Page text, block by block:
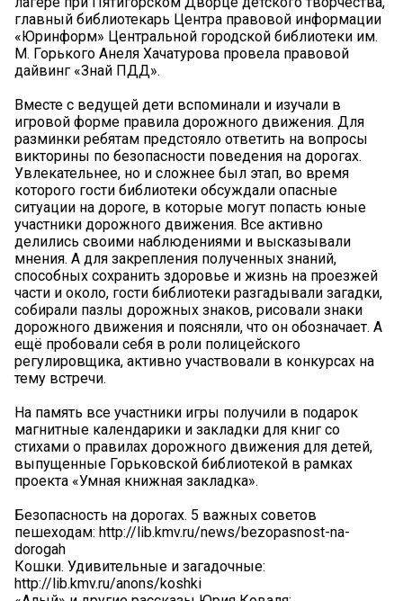
главный библиотекарь Центра правовой информации
«Юринформ» Центральной городской библиотеки им.
М. Горького Анеля Хачатурова провела правовой
дайвинг «Знай ПДД».
Вместе с ведущей дети вспоминали и изучали в
игровой форме правила дорожного движения. Для
разминки ребятам предстояло ответить на вопросы
викторины по безопасности поведения на дорогах.
Увлекательнее, но и сложнее был этап, во время
которого гости библиотеки обсуждали опасные
ситуации на дороге, в которые могут попасть юные
участники дорожного движения. Все активно
делились своими наблюдениями и высказывали
мнения. А для закрепления полученных знаний,
способных сохранить здоровье и жизнь на проезжей
части и около, гости библиотеки разгадывали загадки,
собирали пазлы дорожных знаков, рисовали знаки
дорожного движения и поясняли, что он обозначает. А
ещё пробовали себя в роли полицейского
регулировщика, активно участвовали в конкурсах на
тему встречи.
На память все участники игры получили в подарок
магнитные календарики и закладки для книг со
стихами о правилах дорожного движения для детей,
выпущенные Горьковской библиотекой в рамках
проекта «Умная книжная закладка».
Безопасность на дорогах. 5 важных советов
пешеходам: http://lib.kmv.ru/news/bezopasnost-na-
dorogah
Кошки. Удивительные и загадочные:
http://lib.kmv.ru/anons/koshki